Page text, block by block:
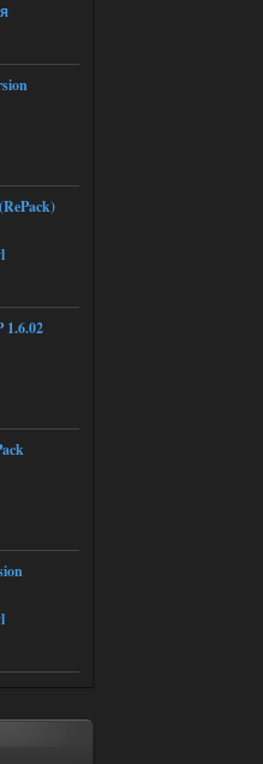
-
18:37
mod